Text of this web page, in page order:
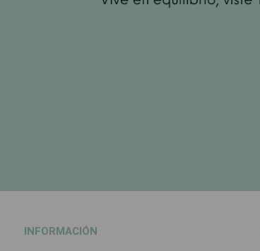
INFORMACIÓN